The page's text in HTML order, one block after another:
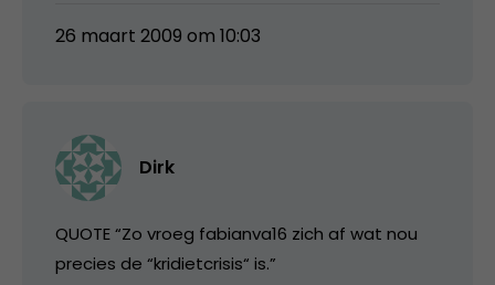
26 maart 2009 om 10:03
Dirk
QUOTE “Zo vroeg fabianva16 zich af wat nou
precies de “kridietcrisis“ is.”